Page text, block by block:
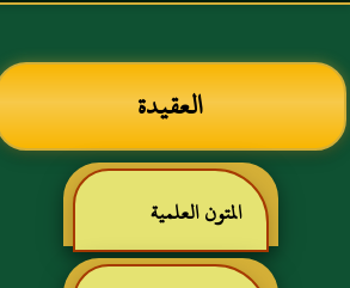
العقيدة
المتون العلمية